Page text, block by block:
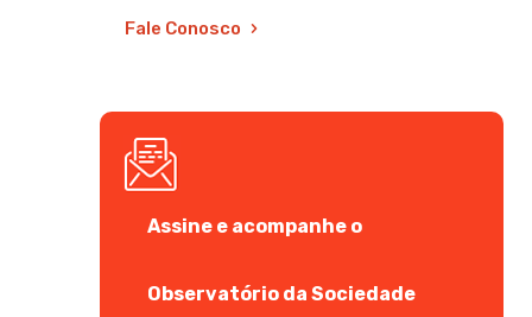
Fale Conosco
Assine e acompanhe o
Observatório da Sociedade